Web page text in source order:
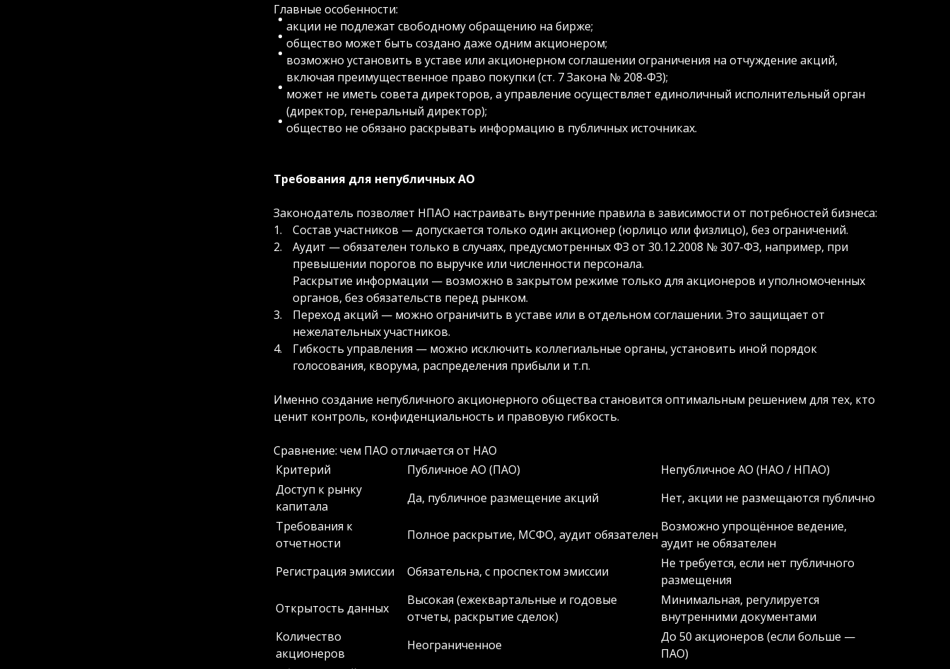
Главные особенности:
акции не подлежат свободному обращению на бирже;
общество может быть создано даже одним акционером;
возможно установить в уставе или акционерном соглашении ограничения на отчуждение акций,
включая преимущественное право покупки (ст. 7 Закона № 208-ФЗ);
может не иметь совета директоров, а управление осуществляет единоличный исполнительный орган
(директор, генеральный директор);
общество не обязано раскрывать информацию в публичных источниках.
Требования для непубличных АО
Законодатель позволяет НПАО настраивать внутренние правила в зависимости от потребностей бизнеса:
Состав участников — допускается только один акционер (юрлицо или физлицо), без ограничений.
Аудит — обязателен только в случаях, предусмотренных ФЗ от 30.12.2008 № 307-ФЗ, например, при
превышении порогов по выручке или численности персонала.
Раскрытие информации — возможно в закрытом режиме только для акционеров и уполномоченных
органов, без обязательств перед рынком.
Переход акций — можно ограничить в уставе или в отдельном соглашении. Это защищает от
нежелательных участников.
Гибкость управления — можно исключить коллегиальные органы, установить иной порядок
голосования, кворума, распределения прибыли и т.п.
Именно создание непубличного акционерного общества становится оптимальным решением для тех, кто
ценит контроль, конфиденциальность и правовую гибкость.
Сравнение: чем ПАО отличается от НАО
Критерий
Публичное АО (ПАО)
Непубличное АО (НАО / НПАО)
Доступ к рынку
капитала
Да, публичное размещение акций
Нет, акции не размещаются публично
Требования к
отчетности
Полное раскрытие, МСФО, аудит обязателен
Возможно упрощённое ведение,
аудит не обязателен
Регистрация эмиссии
Обязательна, с проспектом эмиссии
Не требуется, если нет публичного
размещения
Открытость данных
Высокая (ежеквартальные и годовые
отчеты, раскрытие сделок)
Минимальная, регулируется
внутренними документами
Количество
акционеров
Неограниченное
До 50 акционеров (если больше —
ПАО)